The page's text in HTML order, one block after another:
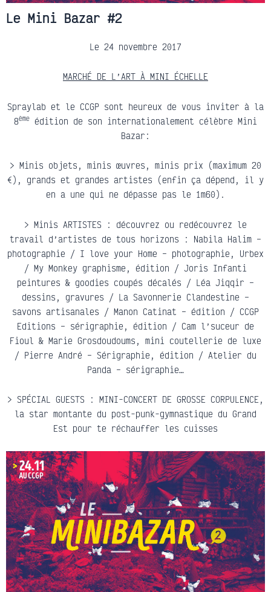
Le Mini Bazar #2
Le 24 novembre 2017
MARCHÉ DE L’ART À MINI ÉCHELLE
Spraylab et le CCGP sont heureux de vous inviter à la
8ème
édition de son internationalement célèbre Mini
Bazar:
> Minis objets, minis œuvres, minis prix (maximum 20
€), grands et grandes artistes (enfin ça dépend, il y
en a une qui ne dépasse pas le 1m60).
> Minis ARTISTES : découvrez ou redécouvrez le
travail d’artistes de tous horizons : Nabila Halim –
photographie / I love your Home – photographie, Urbex
/ My Monkey graphisme, édition / Joris Infanti
peintures & goodies coupés décalés / Léa Jiqqir –
dessins, gravures / La Savonnerie Clandestine –
savons artisanales / Manon Catinat – édition / CCGP
Editions – sérigraphie, édition / Cam l’suceur de
Fioul & Marie Grosdoudoums, mini coutellerie de luxe
/ Pierre André – Sérigraphie, édition / Atelier du
Panda – sérigraphie…
> SPÉCIAL GUESTS : MINI-CONCERT DE GROSSE CORPULENCE,
la star montante du post-punk-gymnastique du Grand
Est pour te réchauffer les cuisses